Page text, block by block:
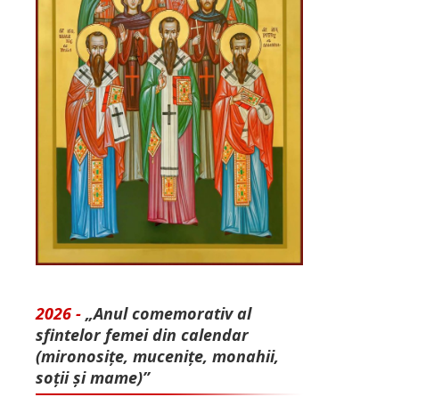
2026 - „Anul comemorativ al
sfintelor femei din calendar
(mironosițe, mu­cenițe, monahii,
soții și mame)”